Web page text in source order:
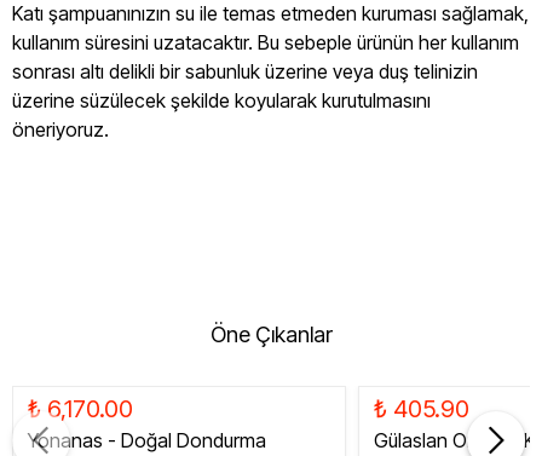
Katı şampuanınızın su ile temas etmeden kuruması sağlamak,
kullanım süresini uzatacaktır. Bu sebeple ürünün her kullanım
sonrası altı delikli bir sabunluk üzerine veya duş telinizin
üzerine süzülecek şekilde koyularak kurutulmasını
öneriyoruz.
Öne Çıkanlar
₺ 6,170.00
Yonanas - Doğal Dondurma
₺ 405.90
Gülaslan Organik